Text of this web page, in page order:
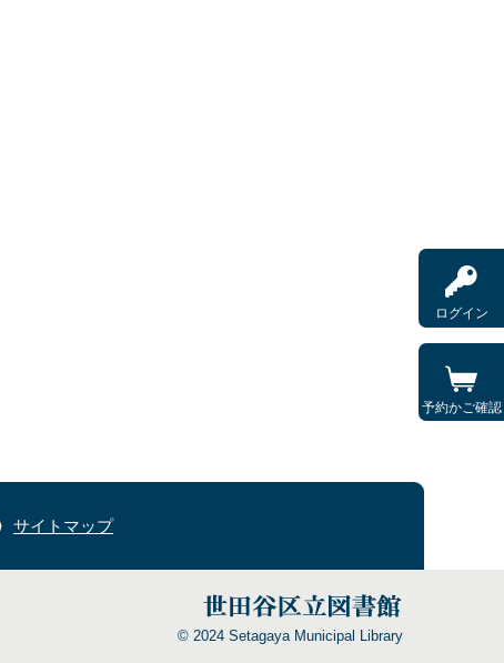
ログイン
予約かご確認
サイトマップ
© 2024 Setagaya Municipal Library